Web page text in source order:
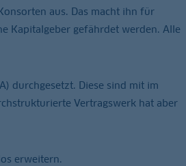
aus. Das macht ihn für
Kapitalgeber gefährdet werden. Alle
durchgesetzt. Diese sind mit im
Vertragswerk hat aber
erweitern.